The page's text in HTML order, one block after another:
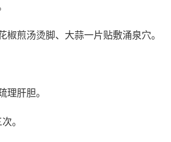
煎汤烫脚、大蒜一片贴敷涌泉穴。
理肝胆。
。